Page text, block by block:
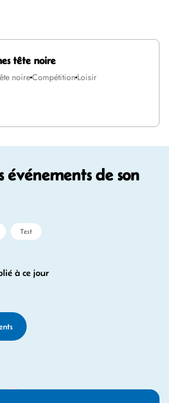
tête noire
noireCompétition Loisir
événements de son
Test
à ce jour